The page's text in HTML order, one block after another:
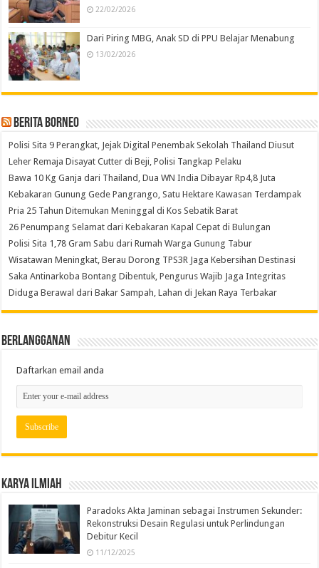
22/02/2026
Dari Piring MBG, Anak SD di PPU Belajar Menabung
13/02/2026
Berita Borneo
Polisi Sita 9 Perangkat, Jejak Digital Penembak Sekolah Thailand Diusut
Leher Remaja Disayat Cutter di Beji, Polisi Tangkap Pelaku
Bawa 10 Kg Ganja dari Thailand, Dua WN India Dibayar Rp4,8 Juta
Kebakaran Gunung Gede Pangrango, Satu Hektare Kawasan Terdampak
Pria 25 Tahun Ditemukan Meninggal di Kos Sebatik Barat
26 Penumpang Selamat dari Kebakaran Kapal Cepat di Bulungan
Polisi Sita 1,78 Gram Sabu dari Rumah Warga Gunung Tabur
Wisatawan Meningkat, Berau Dorong TPS3R Jaga Kebersihan Destinasi
Saka Antinarkoba Bontang Dibentuk, Pengurus Wajib Jaga Integritas
Diduga Berawal dari Bakar Sampah, Lahan di Jekan Raya Terbakar
Berlangganan
Daftarkan email anda
Karya Ilmiah
Paradoks Akta Jaminan sebagai Instrumen Sekunder:
Rekonstruksi Desain Regulasi untuk Perlindungan
Debitur Kecil
11/12/2025